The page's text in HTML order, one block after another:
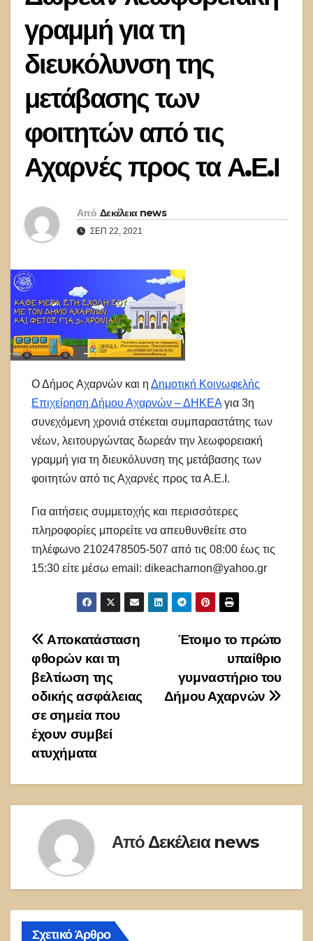
γραμμή για τη
διευκόλυνση της
μετάβασης των
φοιτητών από τις
Αχαρνές προς τα Α.Ε.Ι
Από Δεκέλεια news
ΣΕΠ 22, 2021
Ο Δήμος Αχαρνών και η Δημοτική Κοινωφελής
Επιχείρηση Δήμου Αχαρνών – ΔΗΚΕΑγια 3η
συνεχόμενη χρονιά στέκεται συμπαραστάτης των
νέων, λειτουργώντας δωρεάν την λεωφορειακή
γραμμή για τη διευκόλυνση της μετάβασης των
φοιτητών από τις Αχαρνές προς τα Α.Ε.Ι.
Για αιτήσεις συμμετοχής και περισσότερες
πληροφορίες μπορείτε να απευθυνθείτε στο
τηλέφωνο 2102478505-507 από τις 08:00 έως τις
15:30 είτε μέσω email: dikeacharnon@yahoo.gr
Πλοήγηση
άρθρων
Έτοιμο το πρώτο
υπαίθριο
γυμναστήριο του
Δήμου Αχαρνών
Αποκατάσταση
φθορών και τη
βελτίωση της
οδικής ασφάλειας
σε σημεία που
έχουν συμβεί
ατυχήματα
Από Δεκέλεια news
Σχετικό Άρθρο